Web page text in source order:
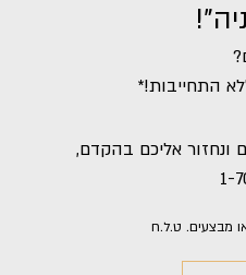
התחייבות!*
ונחזור אליכם בהקדם,
1-
מבצעים. ט.ל.ח